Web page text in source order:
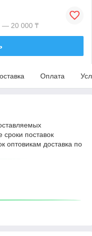
— 20 000 ₸
Оплата
поставок
оптовикам доставка по